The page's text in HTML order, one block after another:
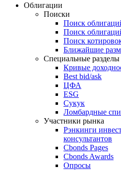
Облигации
Поиски
Поиск
Поиск
Поиск
Ближайшие
Специальные разделы
Кривые
Best bid/ask
ЦФА
ESG
Сукук
Ломбардные
Участники рынка
Рэнкинги
консультантов
Cbonds Pages
Cbonds Awards
Опросы